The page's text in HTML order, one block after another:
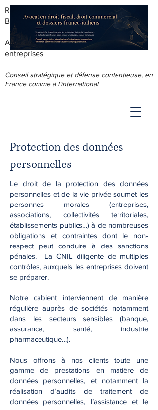
RODOLPHE ROUS - AVOCAT AU
BARREAU DE LYON
Accompagnement juridique & fiscal des
entreprises
Conseil stratégique et défense contentieuse, en
France comme à l’international
Protection des données
personnelles
Le droit de la protection des données
personnelles et de la vie privée soumet les
personnes morales (entreprises,
associations, collectivités territoriales,
établissements publics…) à de nombreuses
obligations et contraintes dont le non-
respect peut conduire à des sanctions
pénales. La CNIL diligente de multiples
contrôles, auxquels les entreprises doivent
se préparer.
Notre cabient interviennent de manière
régulière auprès de sociétés notamment
dans les secteurs sensibles (banque,
assurance, santé, industrie
pharmaceutique…).
Nous offrons à nos clients toute une
gamme de prestations en matière de
données personnelles, et notamment la
réalisation d’audits de traitement de
données personnelles, l’assistance et le